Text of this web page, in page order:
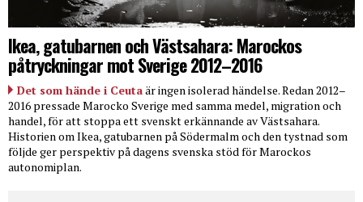
Ikea, gatubarnen och Västsahara: Marockos
påtryckningar mot Sverige 2012–2016
Det som hände i Ceutaär ingen isolerad händelse. Redan 2012–
2016 pressade Marocko Sverige med samma medel, migration och
handel, för att stoppa ett svenskt erkännande av Västsahara.
Historien om Ikea, gatubarnen på Södermalm och den tystnad som
följde ger perspektiv på dagens svenska stöd för Marockos
autonomiplan.